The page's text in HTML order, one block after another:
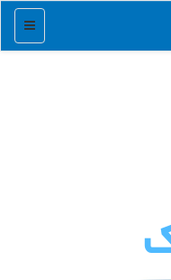
منو